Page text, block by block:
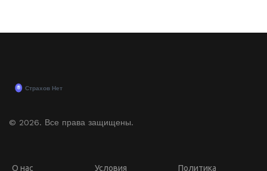
© 2026. Все права защищены.
О нас Условия Политика